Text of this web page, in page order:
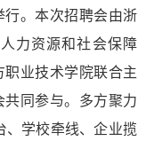
行。本次招聘会由浙
力资源和社会保障
业技术学院联合主
同参与。多方聚力
、学校牵线、企业揽